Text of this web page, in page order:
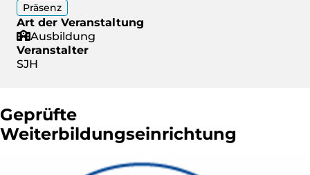
Präsenz
Art der Veranstaltung
Ausbildung
Veranstalter
SJH
Geprüfte
Weiterbildungseinrichtung